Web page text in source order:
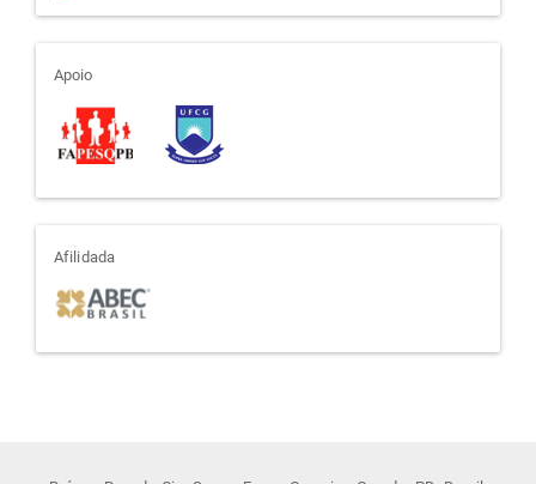
apoio
Apoio
afiliada
Afilidada